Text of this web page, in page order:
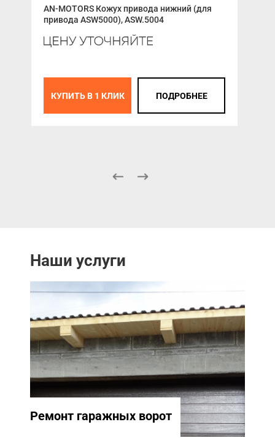
AN-MOTORS Кожух привода нижний (для
привода ASW5000), ASW.5004
КУПИТЬ В 1 КЛИК ПОДРОБНЕЕ
Наши услуги
Ремонт гаражных ворот